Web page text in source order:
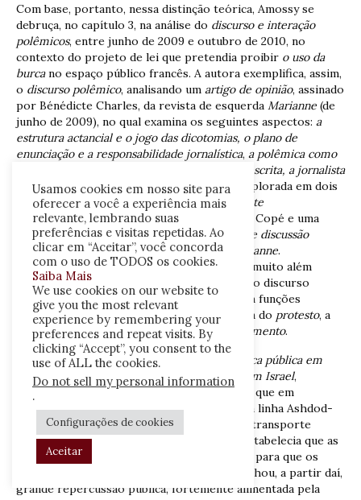
Com base, portanto, nessa distinção teórica, Amossy se
debruça, no capítulo 3, na análise do discurso e interação
polêmicos, entre junho de 2009 e outubro de 2010, no
contexto do projeto de lei que pretendia proibir o uso da
burcano espaço público francês. A autora exemplifica, assim,
o discurso polêmico, analisando um artigo de opinião, assinado
por Bénédicte Charles, da revista de esquerda Marianne (de
junho de 2009), no qual examina os seguintes aspectos: a
estrutura actancial e o jogo das dicotomias, o plano de
enunciação e a responsabilidade jornalística, a polêmica como
evento midiático, a polarização na imprensa escrita, a jornalista
como polemista. Já ainteração polêmicaé explorada em dois
exemplos: uma interação face a face no
debate
televisionadoentre o político Jean-François Copé e uma
mulher com véu; e doispostsde um fórum de discussão
eletrônicoque respondem ao artigo de Marianne.
Qualificando a polêmica como polílogo
, para muito além
dodiálogo, Amossy destaca então que tanto o discurso
quanto a interação polêmicos desempenham funções
importantes, dentre as quais a dadenúncia , a do protesto, a
chamada à ação, bem como a doentretenimento.
No capítulo 4, a autora exemplifica
a polêmica pública em
torno da fórmula “a exclusão das mulheres” em Israel,
analisando o caso da jovem Tanya Rozenblit, que em
dezembro de 2011, ao subir em um ônibus da linha Ashdod-
Jerusalém, sentou-se na parte da frente do transporte
público, quando a prática consuetudinária estabelecia que as
mulheres devem sentar-se na parte de trás, para que os
homens não possam olhá-la. O episódio ganhou, a partir daí,
grande repercussão pública, fortemente alimentada pela
Usamos cookies em nosso site para
oferecer a você a experiência mais
relevante, lembrando suas
preferências e visitas repetidas. Ao
clicar em “Aceitar”, você concorda
com o uso de TODOS os cookies.
Saiba Mais
We use cookies on our website to
give you the most relevant
experience by remembering your
preferences and repeat visits. By
clicking “Accept”, you consent to the
use of ALL the cookies.
Do not sell my personal information
.
Configurações de cookies
Aceitar